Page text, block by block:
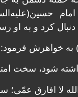
دنبال کرد و به
به خواهرش فرمود:
شود، سخت
لا افارق عمّی؛